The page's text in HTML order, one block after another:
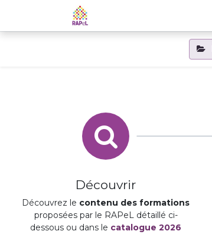
Découvrir
Découvrez le contenu des formations
proposées par le RAPeL détaillé ci-
dessous ou dans le catalogue 2026